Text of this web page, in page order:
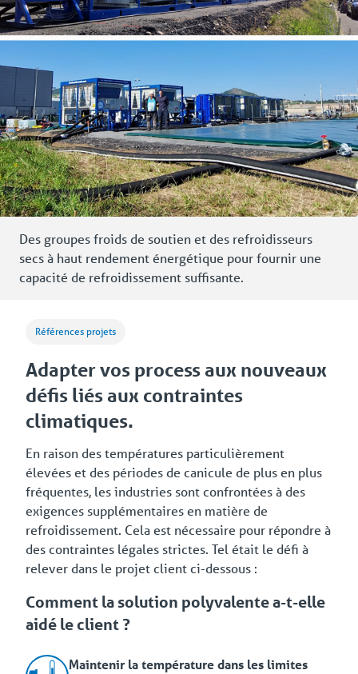
Références projets
Adapter vos process aux nouveaux
défis liés aux contraintes
climatiques.
En raison des températures particulièrement
élevées et des périodes de canicule de plus en plus
fréquentes, les industries sont confrontées à des
exigences supplémentaires en matière de
refroidissement. Cela est nécessaire pour répondre à
des contraintes légales strictes. Tel était le défi à
relever dans le projet client ci-dessous :
Comment la solution polyvalente a-t-elle
aidé le client ?
Maintenir la température dans les limites
Des groupes froids de soutien et des refroidisseurs
secs à haut rendement énergétique pour fournir une
capacité de refroidissement suffisante.